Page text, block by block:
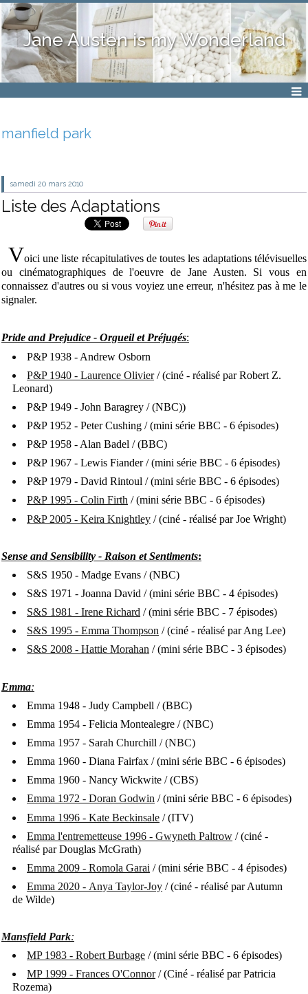
Jane Austen is my Wonderland
manfield park
samedi 20 mars 2010
Liste des Adaptations
Voici une liste récapitulatives de toutes les adaptations télévisuelles
ou cinématographiques de l'oeuvre de Jane Austen. Si vous en
connaissez d'autres ou si vous voyiez une erreur, n'hésitez pas à me le
signaler.
Pride and Prejudice - Orgueil et Préjugés:
P&P 1938 - Andrew Osborn
P&P 1940 - Laurence Olivier/(ciné - réalisé par Robert Z.
Leonard)
P&P 1949 - John Baragrey / (NBC))
P&P 1952 - Peter Cushing / (mini série BBC - 6 épisodes)
P&P 1958 - Alan Badel / (BBC)
P&P 1967 - Lewis Fiander / (mini série BBC - 6 épisodes)
P&P 1979 - David Rintoul / (mini série BBC - 6 épisodes)
P&P 1995 - Colin Firth / (mini série BBC - 6 épisodes)
P&P 2005 - Keira Knightley / (ciné - réalisé par Joe Wright)
Sense and Sensibility - Raison et Sentiments:
S&S 1950 - Madge Evans / (NBC)
S&S 1971 - Joanna David / (mini série BBC - 4 épisodes)
S&S 1981 - Irene Richard / (mini série BBC - 7 épisodes)
S&S 1995 - Emma Thompson / (ciné - réalisé par Ang Lee)
S&S 2008 - Hattie Morahan / (mini série BBC - 3 épisodes)
Emma:
Emma 1948 - Judy Campbell / (BBC)
Emma 1954 - Felicia Montealegre / (NBC)
Emma 1957 - Sarah Churchill / (NBC)
Emma 1960 - Diana Fairfax / (mini série BBC - 6 épisodes)
Emma 1960 - Nancy Wickwite / (CBS)
Emma 1972 - Doran Godwin / (mini série BBC - 6 épisodes)
Emma 1996 - Kate Beckinsale / (ITV)
Emma l'entremetteuse 1996 - Gwyneth Paltrow /(ciné -
réalisé par Douglas McGrath)
Emma 2009 - Romola Garai / (mini série BBC - 4 épisodes)
Emma 2020 - Anya Taylor-Joy / (ciné - réalisé par Autumn
de Wilde)
Mansfield Park:
MP 1983 - Robert Burbage / (mini série BBC - 6 épisodes)
MP 1999 - Frances O'Connor/(Ciné - réalisé par Patricia
Rozema)